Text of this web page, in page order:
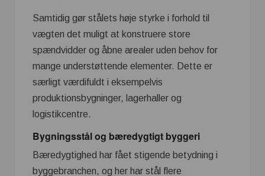
Samtidig gør stålets høje styrke i forhold til
vægten det muligt at konstruere store
spændvidder og åbne arealer uden behov for
mange understøttende elementer. Dette er
særligt værdifuldt i eksempelvis
produktionsbygninger, lagerhaller og
logistikcentre.
Bygningsstål og bæredygtigt byggeri
Bæredygtighed har fået stigende betydning i
byggebranchen, og her har stål flere